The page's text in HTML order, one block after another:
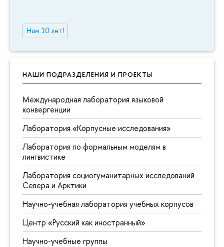
Нам 10 лет!
НАШИ ПОДРАЗДЕЛЕНИЯ И ПРОЕКТЫ
Международная лаборатория языковой
конвергенции
Лаборатория «Корпусные исследования»
Лаборатория по формальным моделям в
лингвистике
Лаборатория социогуманитарных исследований
Севера и Арктики
Научно-учебная лаборатория учебных корпусов
Центр «Русский как иностранный»
Научно-учебные группы